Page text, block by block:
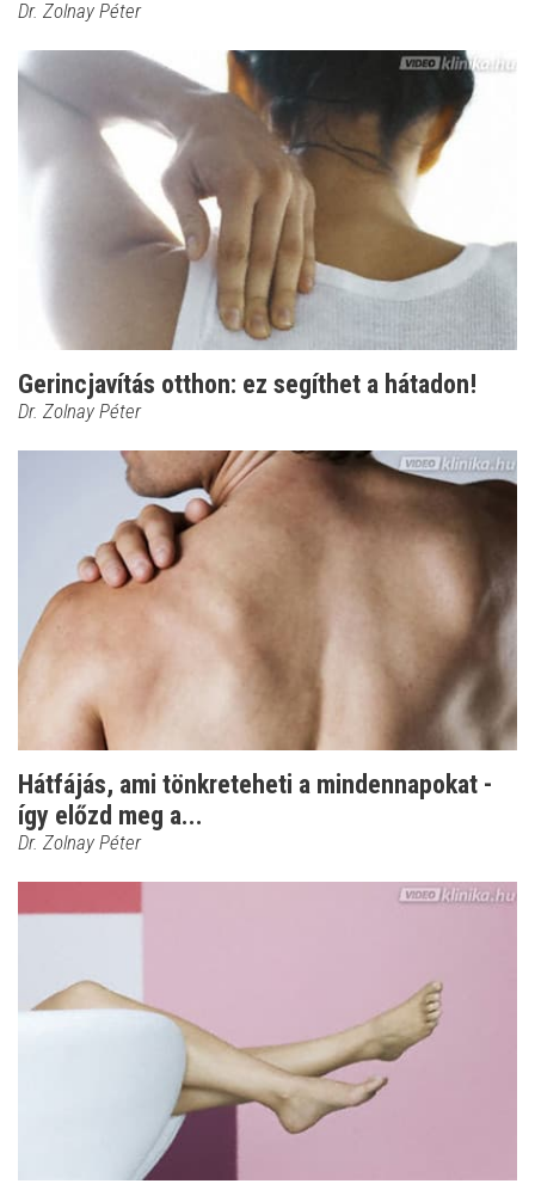
Dr. Zolnay Péter
Gerincjavítás otthon: ez segíthet a hátadon!
Dr. Zolnay Péter
Hátfájás, ami tönkreteheti a mindennapokat -
így előzd meg a...
Dr. Zolnay Péter